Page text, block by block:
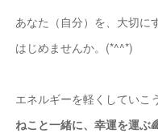
あなた（自分）を、大切に
はじめませんか。(*^^*)
エネルギーを軽くしていこ
ねこと一緒に、幸運を運ぶ